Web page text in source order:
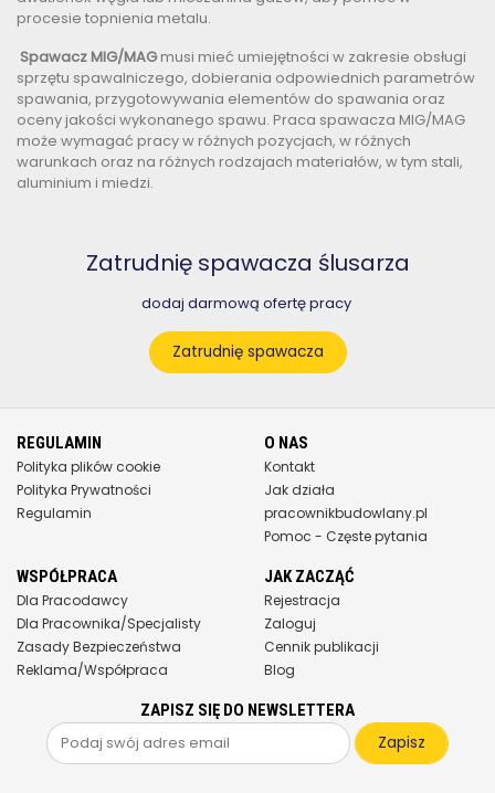
procesie topnienia metalu.
Spawacz MIG/MAGmusi mieć umiejętności w zakresie obsługi
sprzętu spawalniczego, dobierania odpowiednich parametrów
spawania, przygotowywania elementów do spawania oraz
oceny jakości wykonanego spawu. Praca spawacza MIG/MAG
może wymagać pracy w różnych pozycjach, w różnych
warunkach oraz na różnych rodzajach materiałów, w tym stali,
aluminium i miedzi.
Zatrudnię spawacza ślusarza
dodaj darmową ofertę pracy
Zatrudnię spawacza
REGULAMIN
Polityka plików cookie
Polityka Prywatności
Regulamin
O NAS
Kontakt
Jak działa
pracownikbudowlany.pl
Pomoc - Częste pytania
WSPÓŁPRACA
Dla Pracodawcy
Dla Pracownika/Specjalisty
Zasady Bezpieczeństwa
Reklama/Współpraca
JAK ZACZĄĆ
Rejestracja
Zaloguj
Cennik publikacji
Blog
ZAPISZ SIĘ DO NEWSLETTERA
Zapisz